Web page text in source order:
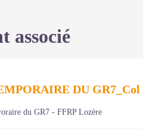
associé
DU GR7_Col
du GR7 - FFRP Lozère